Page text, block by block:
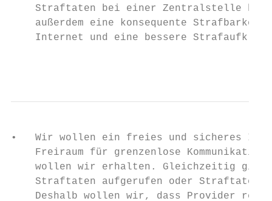
Straftaten bei einer Zentralstelle
außerdem eine konsequente
Internet und eine bessere
•   Wir wollen ein freies und sicheres
Freiraum für grenzenlose
wollen wir erhalten. Gleichzeitig
Straftaten aufgerufen oder Straftaten
Deshalb wollen wir, dass Provider